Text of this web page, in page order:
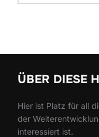
ÜBER DIESE
Hier ist Platz für all
der
interessiert ist.